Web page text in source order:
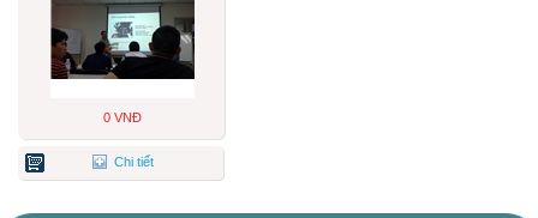
0 VNĐ
Chi tiết